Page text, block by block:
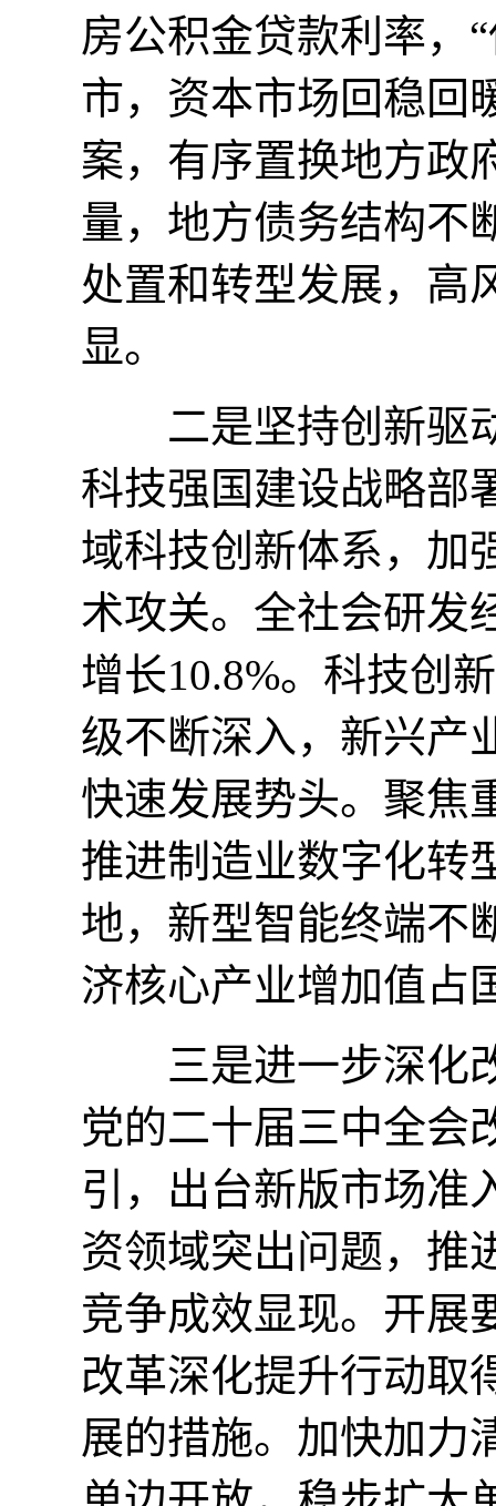
房公积金贷款利率，
市，资本市场回稳回
案，有序置换地方政
量，地方债务结构不
处置和转型发展，高
显。
二是坚持创新驱动
科技强国建设战略部
域科技创新体系，加
术攻关。全社会研发
增长10.8%。科技创
级不断深入，新兴产
快速发展势头。聚焦
推进制造业数字化转
地，新型智能终端不
济核心产业增加值占
三是进一步深化改
党的二十届三中全会
引，出台新版市场准
资领域突出问题，推
竞争成效显现。开展
改革深化提升行动取
展的措施。加快加力